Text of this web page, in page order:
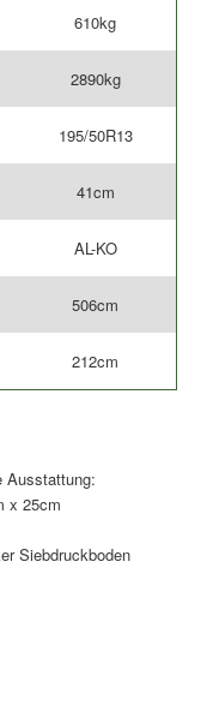
610kg
2890kg
195/50R13
41cm
AL-KO
506cm
212cm
Ausstattung:
x 25cm
Siebdruckboden